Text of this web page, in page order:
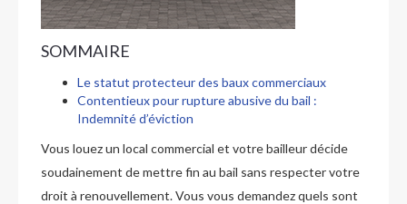
SOMMAIRE
Le statut protecteur des baux commerciaux
Contentieux pour rupture abusive du bail :
Indemnité d’éviction
Vous louez un local commercial et votre bailleur décide
soudainement de mettre fin au bail sans respecter votre
droit à renouvellement. Vous vous demandez quels sont